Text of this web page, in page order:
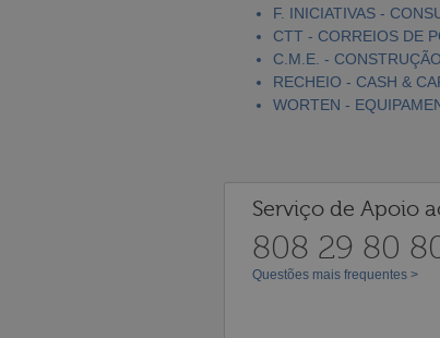
F. INICIATIVAS -
CTT - CORREIOS DE
C.M.E. -
RECHEIO - CASH &
WORTEN -
Serviço de Apoio
808 29 80
Questões mais frequentes >